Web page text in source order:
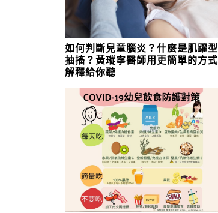
如何判斷兒童腦炎？什麼是肌躍型
抽搐？黃瑽寧醫師用更簡單的方式
解釋給你聽